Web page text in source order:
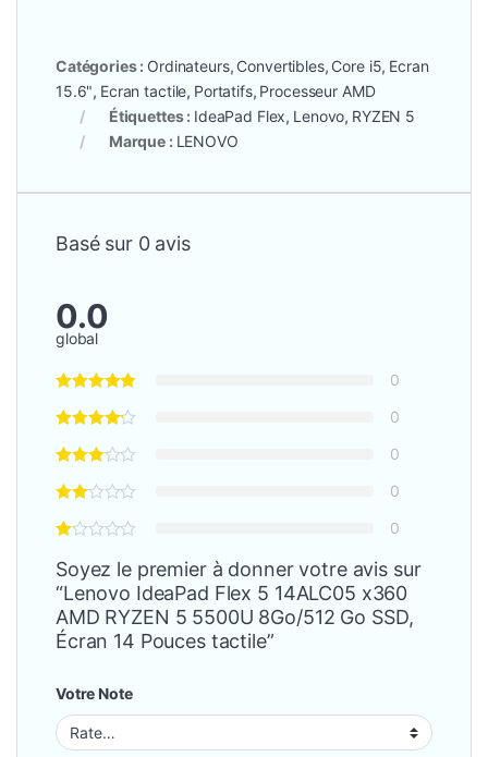
Catégories : Ordinateurs, Convertibles, Core i5, Ecran
15.6", Ecran tactile, Portatifs, Processeur AMD
Étiquettes : IdeaPad Flex, Lenovo, RYZEN 5
Marque : LENOVO
Basé sur 0 avis
0.0
global
0
0
0
0
0
Soyez le premier à donner votre avis sur
“Lenovo IdeaPad Flex 5 14ALC05 x360
AMD RYZEN 5 5500U 8Go/512 Go SSD,
Écran 14 Pouces tactile”
Votre Note